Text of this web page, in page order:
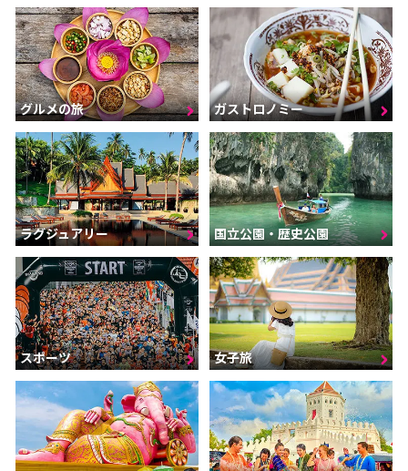
グルメの旅 ガストロノミー
ラグジュアリー 国立公園・歴史公園
スポーツ 女子旅